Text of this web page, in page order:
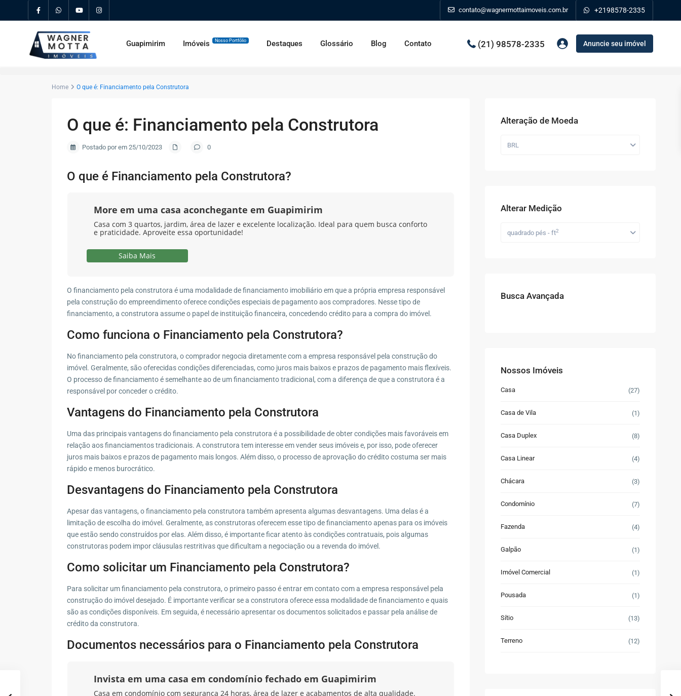
contato@wagnermottaimoveis.com.br +2198578-2335
Guapimirim Imóveis Nosso Portfólio Destaques Glossário Blog Contato (21) 98578-2335 Anuncie seu imóvel
Home O que é: Financiamento pela Construtora
O que é: Financiamento pela Construtora
Postado por em 25/10/2023 0
O que é Financiamento pela Construtora?
More em uma casa aconchegante em Guapimirim
Casa com 3 quartos, jardim, área de lazer e excelente localização. Ideal para quem busca conforto
e praticidade. Aproveite essa oportunidade!
Saiba Mais
O financiamento pela construtora é uma modalidade de financiamento imobiliário em que a própria empresa responsável
pela construção do empreendimento oferece condições especiais de pagamento aos compradores. Nesse tipo de
financiamento, a construtora assume o papel de instituição financeira, concedendo crédito para a compra do imóvel.
Como funciona o Financiamento pela Construtora?
No financiamento pela construtora, o comprador negocia diretamente com a empresa responsável pela construção do
imóvel. Geralmente, são oferecidas condições diferenciadas, como juros mais baixos e prazos de pagamento mais flexíveis.
O processo de financiamento é semelhante ao de um financiamento tradicional, com a diferença de que a construtora é a
responsável por conceder o crédito.
Vantagens do Financiamento pela Construtora
Uma das principais vantagens do financiamento pela construtora é a possibilidade de obter condições mais favoráveis em
relação aos financiamentos tradicionais. A construtora tem interesse em vender seus imóveis e, por isso, pode oferecer
juros mais baixos e prazos de pagamento mais longos. Além disso, o processo de aprovação do crédito costuma ser mais
rápido e menos burocrático.
Desvantagens do Financiamento pela Construtora
Apesar das vantagens, o financiamento pela construtora também apresenta algumas desvantagens. Uma delas é a
limitação de escolha do imóvel. Geralmente, as construtoras oferecem esse tipo de financiamento apenas para os imóveis
que estão sendo construídos por elas. Além disso, é importante ficar atento às condições contratuais, pois algumas
construtoras podem impor cláusulas restritivas que dificultam a negociação ou a revenda do imóvel.
Como solicitar um Financiamento pela Construtora?
Para solicitar um financiamento pela construtora, o primeiro passo é entrar em contato com a empresa responsável pela
construção do imóvel desejado. É importante verificar se a construtora oferece essa modalidade de financiamento e quais
são as condições disponíveis. Em seguida, é necessário apresentar os documentos solicitados e passar pela análise de
crédito da construtora.
Documentos necessários para o Financiamento pela Construtora
Invista em uma casa em condomínio fechado em Guapimirim
Casa em condomínio com segurança 24 horas, área de lazer e acabamentos de alta qualidade.
Alteração de Moeda
BRL
Alterar Medição
quadrado pés - ft2
Busca Avançada
Nossos Imóveis
Casa (27)
Casa de Vila (1)
Casa Duplex (8)
Casa Linear (4)
Chácara (3)
Condomínio (7)
Fazenda (4)
Galpão (1)
Imóvel Comercial (1)
Pousada (1)
Sítio (13)
Terreno (12)